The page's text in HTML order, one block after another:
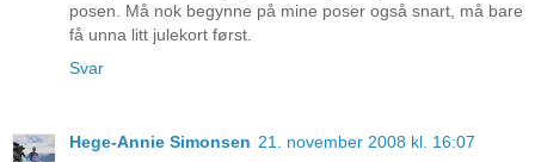
posen. Må nok begynne på mine poser også snart, må bare
få unna litt julekort først.
Svar
Hege-Annie Simonsen 21. november 2008 kl. 16:07